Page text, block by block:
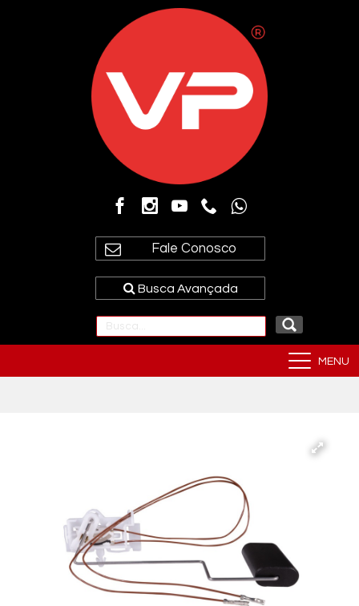
Fale Conosco
Busca Avançada
MENU